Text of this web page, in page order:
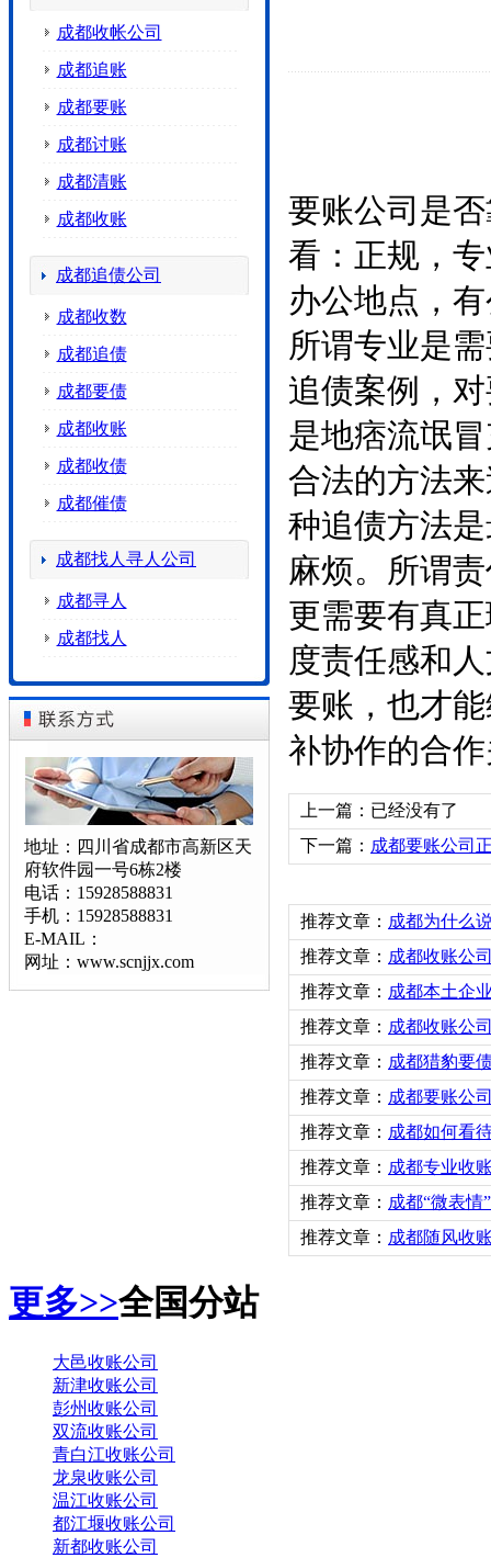
成都收帐公司
成都追账
成都要账
成都讨账
成都清账
成都收账
成都追债公司
成都收数
成都追债
成都要债
成都收账
成都收债
成都催债
成都找人寻人公司
成都寻人
成都找人
地址：四川省成都市高新区天
府软件园一号6栋2楼
电话：15928588831
手机：15928588831
E-MAIL：
网址：www.scnjjx.com
要账公司是
看：正规，
办公地点，
所谓专业是
追债案例，
是地痞流氓
合法的方法
种追债方法
麻烦。所谓
更需要有真
度责任感和
要账，也才
补协作的合
上一篇：已经没有了
下一篇： 成都要账公司
推荐文章： 成都为什么
推荐文章： 成都收账公
推荐文章： 成都本土企
推荐文章： 成都收账公
推荐文章： 成都猎豹要
推荐文章： 成都要账公
推荐文章： 成都如何看
推荐文章： 成都专业收
推荐文章： 成都“微表情
推荐文章： 成都随风收
更多>>全国分站
大邑收账公司
新津收账公司
彭州收账公司
双流收账公司
青白江收账公司
龙泉收账公司
温江收账公司
都江堰收账公司
新都收账公司